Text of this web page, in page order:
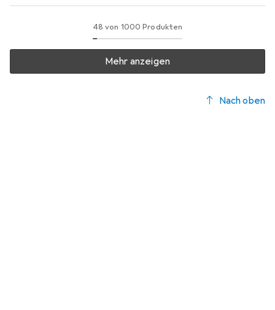
48 von 1000 Produkten
Mehr anzeigen
Nach oben